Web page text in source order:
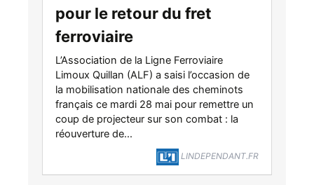
pour le retour du fret
ferroviaire
L’Association de la Ligne Ferroviaire
Limoux Quillan (ALF) a saisi l’occasion de
la mobilisation nationale des cheminots
français ce mardi 28 mai pour remettre un
coup de projecteur sur son combat : la
réouverture de...
LINDEPENDANT.FR